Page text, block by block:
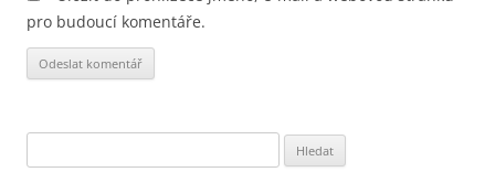
pro budoucí komentáře.